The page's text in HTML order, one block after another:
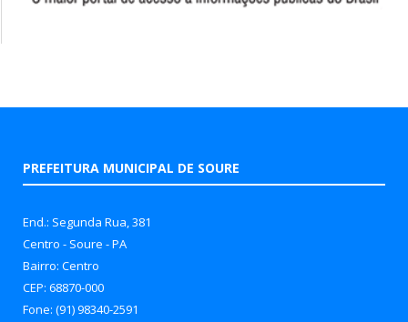
PREFEITURA MUNICIPAL DE SOURE
End.: Segunda Rua, 381
Centro - Soure - PA
Bairro: Centro
CEP: 68870-000
Fone: (91) 98340-2591